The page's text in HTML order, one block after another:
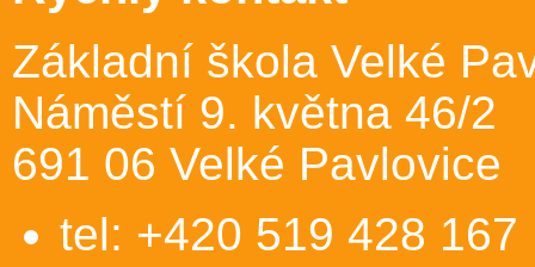
Základní škola Velké
Náměstí 9. května 46/2
691 06 Velké Pavlovice
tel: +420 519 428 167